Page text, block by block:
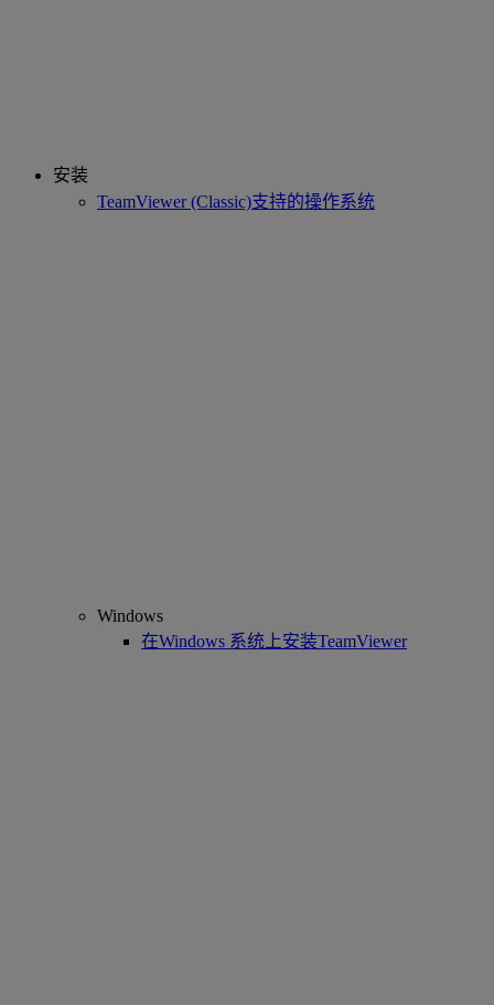
安装
TeamViewer (Classic)支持的操作系统
Windows
在Windows 系统上安装TeamViewer